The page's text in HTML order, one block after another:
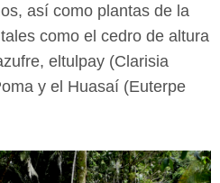
así como plantas de la
como el cedro de altura
eltulpay (Clarisia
y el Huasaí (Euterpe